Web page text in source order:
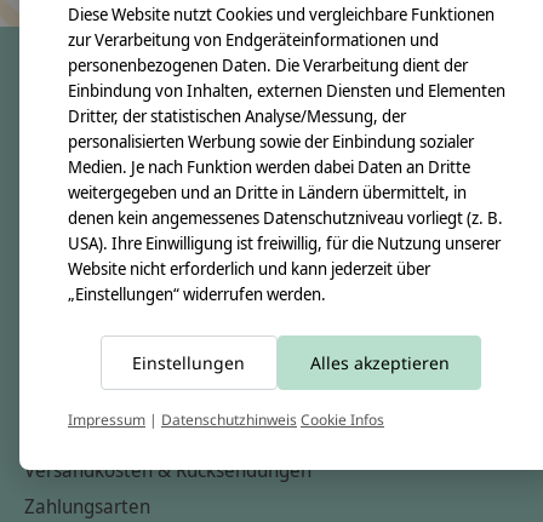
crêpes suzette
Über uns
Unsere Creppies
Nähkästchen
Unsere Stoffe
Impressum
Informationen
Kontakt
Versandkosten & Rücksendungen
Zahlungsarten
Diese Website nutzt Cookies und vergleichbare Funktionen
zur Verarbeitung von Endgeräteinformationen und
personenbezogenen Daten. Die Verarbeitung dient der
Einbindung von Inhalten, externen Diensten und Elementen
Dritter, der statistischen Analyse/Messung, der
personalisierten Werbung sowie der Einbindung sozialer
Medien. Je nach Funktion werden dabei Daten an Dritte
weitergegeben und an Dritte in Ländern übermittelt, in
denen kein angemessenes Datenschutzniveau vorliegt (z. B.
USA). Ihre Einwilligung ist freiwillig, für die Nutzung unserer
Website nicht erforderlich und kann jederzeit über
„Einstellungen“ widerrufen werden.
Einstellungen Alles akzeptieren
Impressum | DatenschutzhinweisCookie Infos